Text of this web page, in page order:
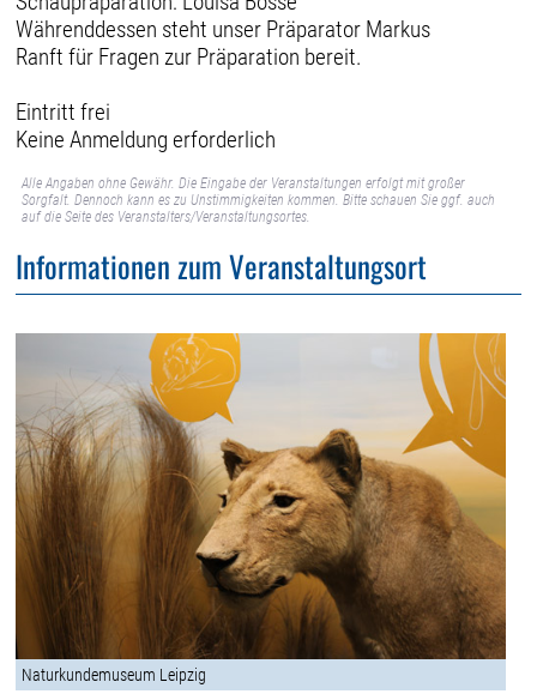
Währenddessen steht unser Präparator Markus
Ranft für Fragen zur Präparation bereit.
Eintritt frei
Keine Anmeldung erforderlich
Alle Angaben ohne Gewähr. Die Eingabe der Veranstaltungen erfolgt mit großer
Sorgfalt. Dennoch kann es zu Unstimmigkeiten kommen. Bitte schauen Sie ggf. auch
auf die Seite des Veranstalters/Veranstaltungsortes.
Informationen zum Veranstaltungsort
Naturkundemuseum Leipzig